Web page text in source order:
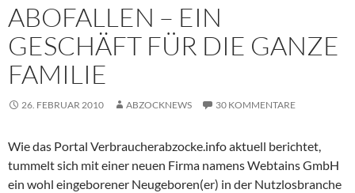
ABOFALLEN – EIN
GESCHÄFT FÜR DIE GANZE
FAMILIE
26. FEBRUAR 2010 ABZOCKNEWS 30 KOMMENTARE
Wie das Portal Verbraucherabzocke.info aktuell berichtet,
tummelt sich mit einer neuen Firma namens Webtains GmbH
ein wohl eingeborener Neugeboren(er) in der Nutzlosbranche